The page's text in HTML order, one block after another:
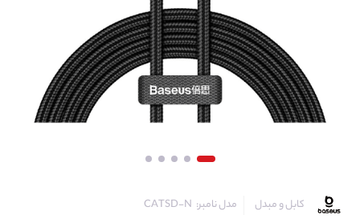
کابل و مبدل مدل نامبر: CATSD-N